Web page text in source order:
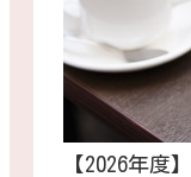
【2026年度